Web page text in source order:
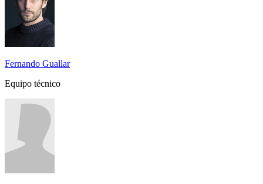
Fernando Guallar
Equipo técnico